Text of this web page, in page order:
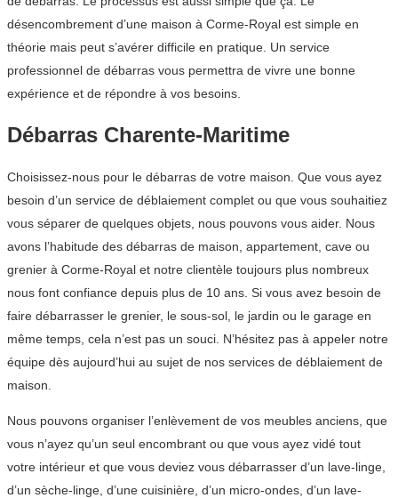
désencombrement d’une maison à Corme-Royal est simple en
théorie mais peut s’avérer difficile en pratique. Un service
professionnel de débarras vous permettra de vivre une bonne
expérience et de répondre à vos besoins.
Débarras Charente-Maritime
Choisissez-nous pour le débarras de votre maison. Que vous ayez
besoin d’un service de déblaiement complet ou que vous souhaitiez
vous séparer de quelques objets, nous pouvons vous aider. Nous
avons l’habitude des débarras de maison, appartement, cave ou
grenier à Corme-Royal et notre clientèle toujours plus nombreux
nous font confiance depuis plus de 10 ans. Si vous avez besoin de
faire débarrasser le grenier, le sous-sol, le jardin ou le garage en
même temps, cela n’est pas un souci. N’hésitez pas à appeler notre
équipe dès aujourd’hui au sujet de nos services de déblaiement de
maison.
Nous pouvons organiser l’enlèvement de vos meubles anciens, que
vous n’ayez qu’un seul encombrant ou que vous ayez vidé tout
votre intérieur et que vous deviez vous débarrasser d’un lave-linge,
d’un sèche-linge, d’une cuisinière, d’un micro-ondes, d’un lave-